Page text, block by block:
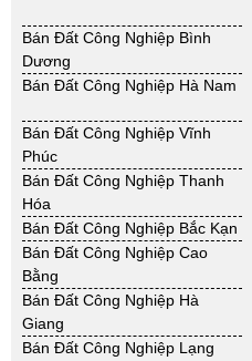
Cho Thuê Nhà Xưởng Thái
Nguyên
Cho Thuê Nhà Xưởng Yên Bái
Cho Thuê Nhà Xưởng Khánh
Hoà
Cho Thuê Nhà Xưởng Bình
Định
Cho Thuê Nhà Xưởng Đăk
Nông
Cho Thuê Nhà Xưởng Gia Lai
Cho Thuê Nhà Xưởng Kon
Tum
Cho Thuê Nhà Xưởng Ninh
Bán Đất Công Nghiệp Bình
Dương
Bán Đất Công Nghiệp Hà Nam
Bán Đất Công Nghiệp Vĩnh
Phúc
Bán Đất Công Nghiệp Thanh
Hóa
Bán Đất Công Nghiệp Bắc Kạn
Bán Đất Công Nghiệp Cao
Bằng
Bán Đất Công Nghiệp Hà
Giang
Bán Đất Công Nghiệp Lạng